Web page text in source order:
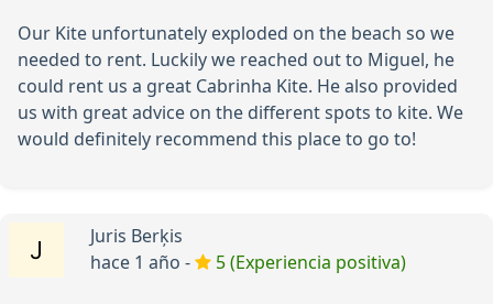
Our Kite unfortunately exploded on the beach so we
needed to rent. Luckily we reached out to Miguel, he
could rent us a great Cabrinha Kite. He also provided
us with great advice on the different spots to kite. We
would definitely recommend this place to go to!
Juris Berķis
hace 1 año -
5 (Experiencia positiva)